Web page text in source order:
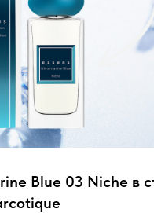
Blue 03 Niche в